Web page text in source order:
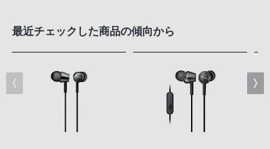
最近チェックした商品の傾向から